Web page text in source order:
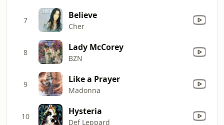
7 Believe
Cher
8 Lady McCorey
BZN
9 Like a Prayer
Madonna
10 Hysteria
Def Leppard